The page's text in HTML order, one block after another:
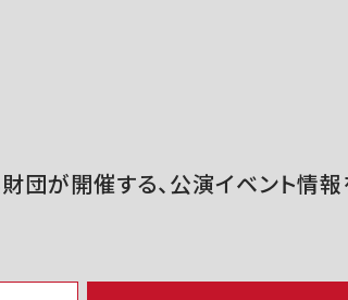
団が開催する、公演イベント情報